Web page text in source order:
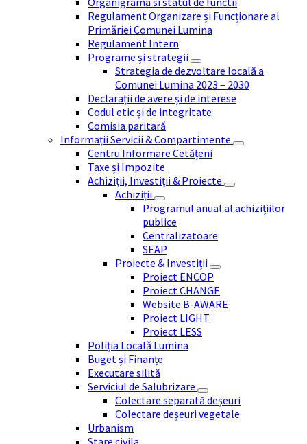
Regulament Organizare și Funcționare al
Primăriei Comunei Lumina
Regulament Intern
Programe și strategii
Strategia de dezvoltare locală a
Comunei Lumina 2023 – 2030
Declarații de avere și de interese
Codul etic și de integritate
Comisia paritară
Informații Servicii & Compartimente
Centru Informare Cetățeni
Taxe și Impozite
Achiziții, Investiții & Proiecte
Achiziții
Programul anual al achizițiilor
publice
Centralizatoare
SEAP
Proiecte & Investiții
Proiect ENCOP
Proiect CHANGE
Website B-AWARE
Proiect LIGHT
Proiect LESS
Poliția Locală Lumina
Buget și Finanțe
Executare silită
Serviciul de Salubrizare
Colectare separată deșeuri
Colectare deșeuri vegetale
Urbanism
Stare civila